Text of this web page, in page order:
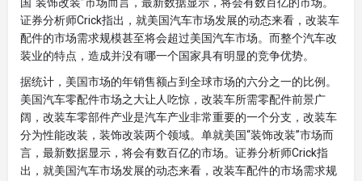
国“装饰改装”市场而言，最新数据显示，将会有数百亿的市场。
证券分析师Crick指出，就美国汽车市场发展的动态来看，改装车
配件的市场需求规模甚至将会超过美国汽车市场。而整个汽车改
装业的特点，造成并没有哪一个国家具有明显的竞争优势。
据统计，美国市场的年销售额占到全球市场的六分之一的比例。
美国汽车零配件市场之大让人吃惊，改装车所需零配件前景广
阔，改装车零部件产业是汽车产业非常重要的一个分支，改装车
分为性能改装，装饰改装两个领域。单就美国“装饰改装”市场而
言，最新数据显示，将会有数百亿的市场。证券分析师Crick指
出，就美国汽车市场发展的动态来看，改装车配件的市场需求规